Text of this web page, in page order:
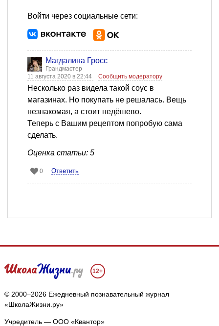
Войти через социальные сети:
Магдалина Гросс
Грандмастер
11 августа 2020 в 22:44
Сообщить модератору
Несколько раз видела такой соус в
магазинах. Но покупать не решалась. Вещь
незнакомая, а стоит недёшево.
Теперь с Вашим рецептом попробую сама
сделать.
Оценка статьи: 5
0 Ответить
12+
© 2000–2026 Ежедневный познавательный журнал
«ШколаЖизни.ру»
Учредитель — ООО «Квантор»